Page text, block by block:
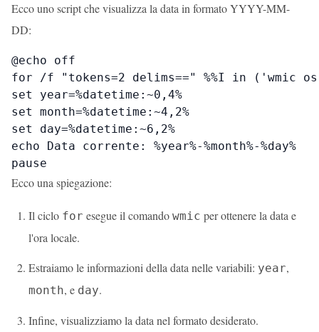
Ecco uno script che visualizza la data in formato YYYY-MM-
DD:
@echo off
for /f "tokens=2 delims==" %%I in ('wmic
set year=%datetime:~0,4%
set month=%datetime:~4,2%
set day=%datetime:~6,2%
echo Data corrente: %year%-%month%-%day%
pause
Ecco una spiegazione:
Il ciclo for esegue il comando wmic per ottenere la data e
l'ora locale.
Estraiamo le informazioni della data nelle variabili: year,
month, e day.
Infine, visualizziamo la data nel formato desiderato.